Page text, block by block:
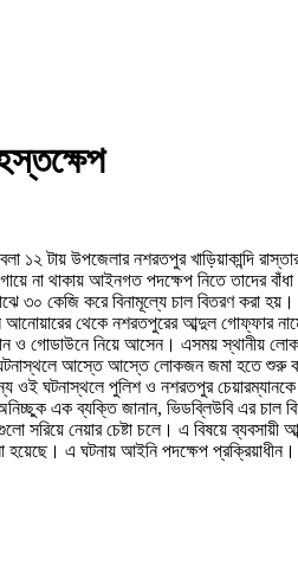
১২ টায় উপজেলার নশরতপুর খাড়িয়াকান্দি
না থাকায় আইনগত পদক্ষেপ নিতে তাদের
৩০ কেজি করে বিনামূল্যে চাল বিতরণ করা
থেকে নশরতপুরের আব্দুল গোফ্ফার
ও গোডাউনে নিয়ে আসেন। এসময় স্থানীয়
আস্তে আস্তে লোকজন জমা হতে শুরু
ওই ঘটনাস্থলে পুলিশ ও নশরতপুর
এক ব্যক্তি জানান, ভিডব্লিউবি এর চাল
সরিয়ে নেয়ার চেষ্টা চলে। এ বিষয়ে
হয়েছে। এ ঘটনায় আইনি পদক্ষেপ প্রক্রিয়াধীন।